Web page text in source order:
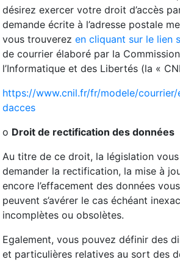
désirez exercer votre droit d’accès
demande écrite à l’adresse postale
vous trouverez en cliquant sur le lien
de courrier élaboré par la
l’Informatique et des Libertés (la «
https://www.cnil.fr/fr/modele/
dacces
o Droit de rectification des données
Au titre de ce droit, la législation
demander la rectification, la mise à
encore l’effacement des données
peuvent s’avérer le cas échéant
incomplètes ou obsolètes.
Egalement, vous pouvez définir des
et particulières relatives au sort des